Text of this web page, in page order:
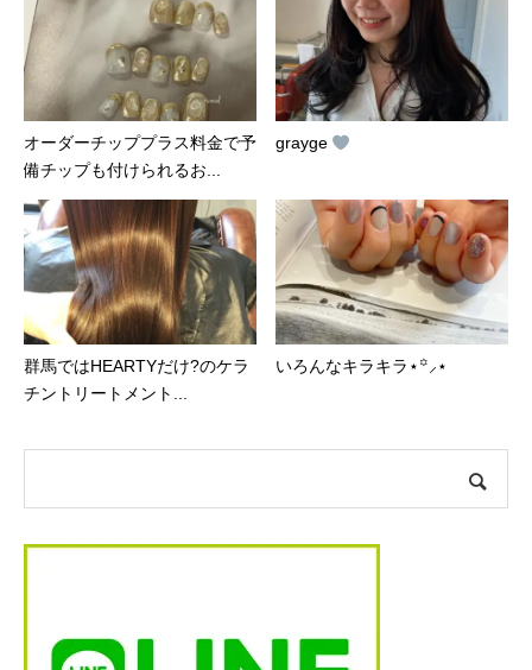
オーダーチッププラス料金で予
備チップも付けられるお...
grayge
群馬ではHEARTYだけ?のケラ
チントリートメント...
いろんなキラキラ⋆꙳⸝⋆